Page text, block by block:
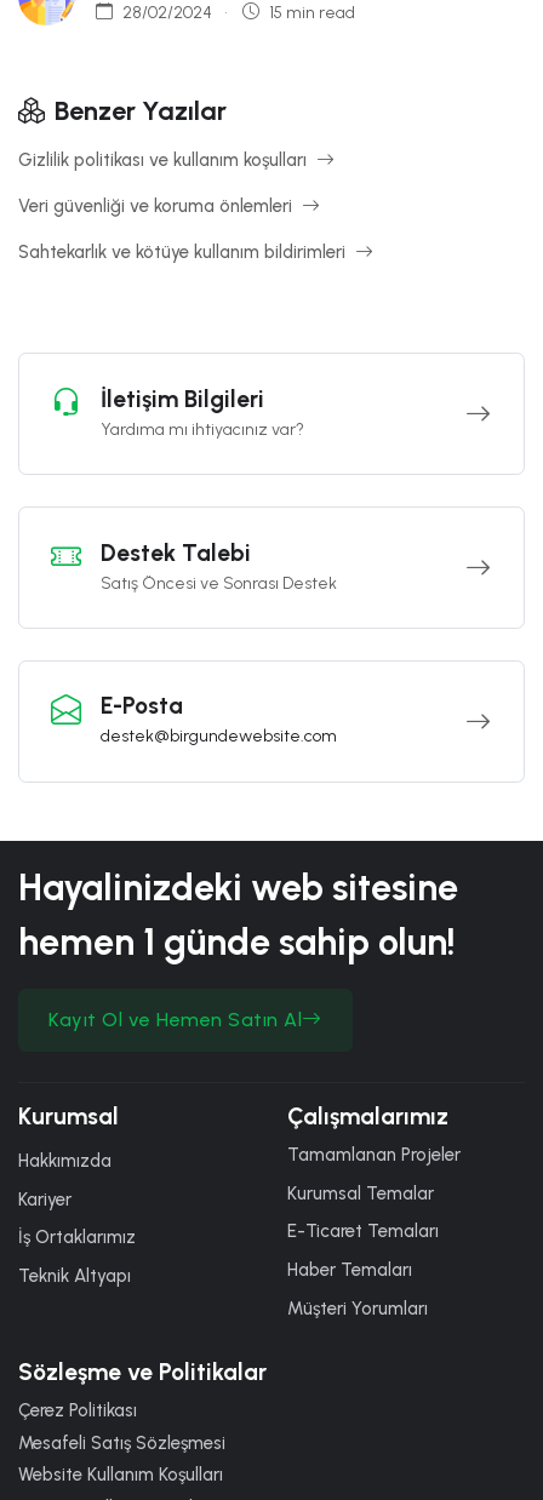
28/02/2024 15 min read
Benzer Yazılar
Gizlilik politikası ve kullanım koşulları
Veri güvenliği ve koruma önlemleri
Sahtekarlık ve kötüye kullanım bildirimleri
İletişim Bilgileri
Yardıma mı ihtiyacınız var?
Destek Talebi
Satış Öncesi ve Sonrası Destek
E-Posta
destek@birgundewebsite.com
Hayalinizdeki web sitesine
hemen 1 gündesahip olun!
Kayıt Ol ve Hemen Satın Al
Kurumsal
Hakkımızda
Kariyer
İş Ortaklarımız
Teknik Altyapı
Çalışmalarımız
Tamamlanan Projeler
Kurumsal Temalar
E-Ticaret Temaları
Haber Temaları
Müşteri Yorumları
Sözleşme ve Politikalar
Çerez Politikası
Mesafeli Satış Sözleşmesi
Website Kullanım Koşulları